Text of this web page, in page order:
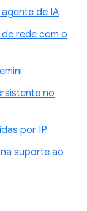
de IA
rede com o
no
por IP
suporte ao